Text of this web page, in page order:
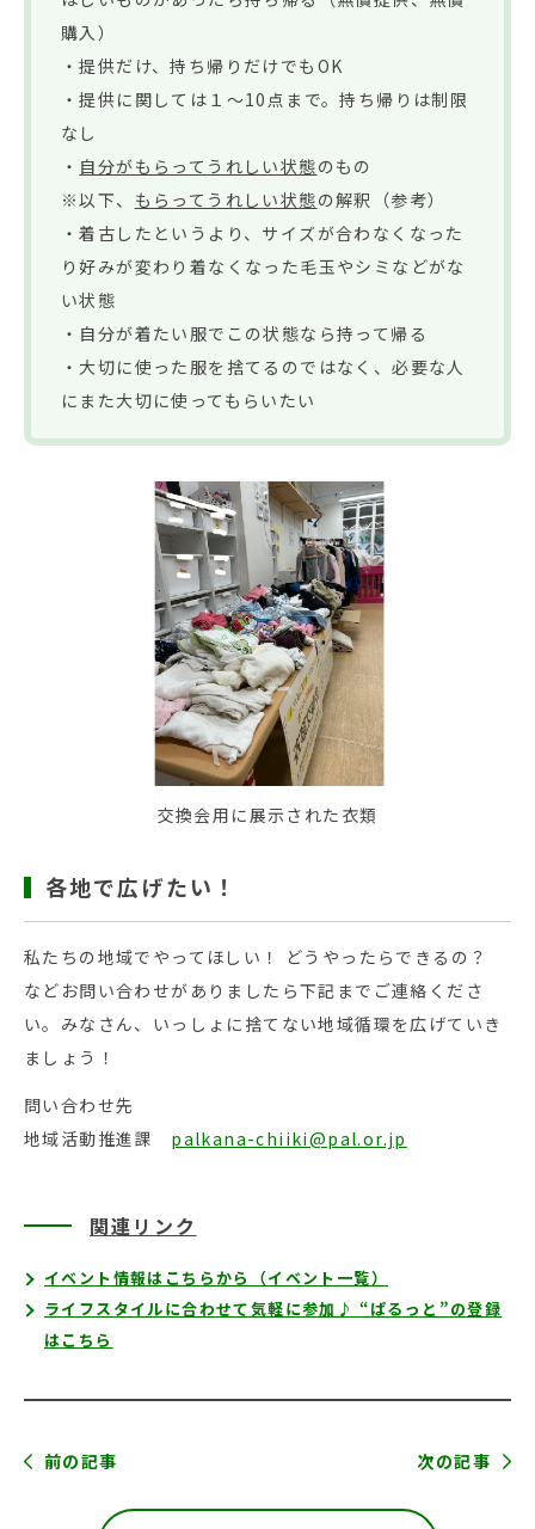
購入）
・提供だけ、持ち帰りだけでもOK
・提供に関しては１～10点まで。持ち帰りは制限
なし
・ 自分がもらってうれしい状態のもの
※以下、 もらってうれしい状態の解釈（参考）
・着古したというより、サイズが合わなくなった
り好みが変わり着なくなった毛玉やシミなどがな
い状態
・自分が着たい服でこの状態なら持って帰る
・大切に使った服を捨てるのではなく、必要な人
にまた大切に使ってもらいたい
交換会用に展示された衣類
各地で広げたい！
私たちの地域でやってほしい！ どうやったらできるの？
などお問い合わせがありましたら下記までご連絡くださ
い。みなさん、いっしょに捨てない地域循環を広げていき
ましょう！
問い合わせ先
地域活動推進課 palkana-chiiki@pal.or.jp
関連リンク
イベント情報はこちらから（イベント一覧）
ライフスタイルに合わせて気軽に参加♪ “ぱるっと”の登録
はこちら
前の記事 次の記事